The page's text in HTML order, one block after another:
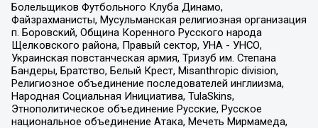
Болельщиков Футбольного Клуба Динамо,
Файзрахманисты, Мусульманская религиозная организация
п. Боровский, Община Коренного Русского народа
Щелковского района, Правый сектор, УНА - УНСО,
Украинская повстанческая армия, Тризуб им. Степана
Бандеры, Братство, Белый Крест, Misanthropic division,
Религиозное объединение последователей инглиизма,
Народная Социальная Инициатива, TulaSkins,
Этнополитическое объединение Русские, Русское
национальное объединение Атака, Мечеть Мирмамеда,